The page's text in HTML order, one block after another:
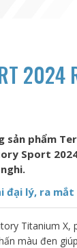
sản phẩm
Sport
đại lý, ra
Titanium X,
màu đen